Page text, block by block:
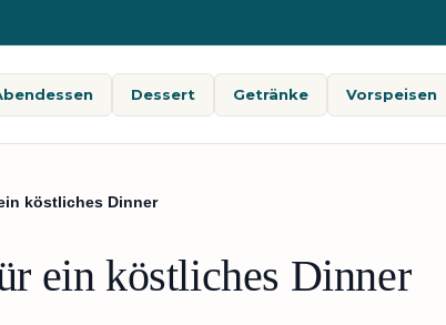
Dessert Getränke Vorspeisen
köstliches Dinner
ein köstliches Dinner